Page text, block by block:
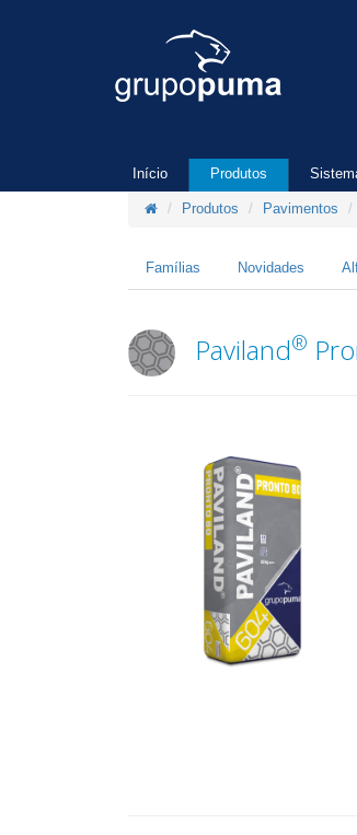
Início Produtos
Produtos Pavimentos
Famílias Novidades
Paviland®